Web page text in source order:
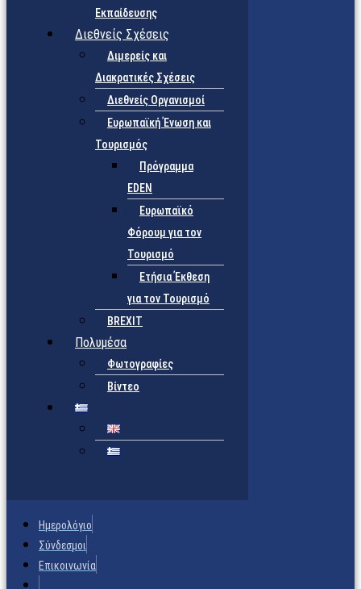
Εκπαίδευσης
Διεθνείς Σχέσεις
Διμερείς και
Διακρατικές Σχέσεις
Διεθνείς Οργανισμοί
Ευρωπαϊκή Ένωση και
Τουρισμός
Πρόγραμμα
EDEN
Ευρωπαϊκό
Φόρουμ για τον
Τουρισμό
Ετήσια Έκθεση
για τον Τουρισμό
BREXIT
Πολυμέσα
Φωτογραφίες
Βίντεο
Ημερολόγιο
Σύνδεσμοι
Επικοινωνία